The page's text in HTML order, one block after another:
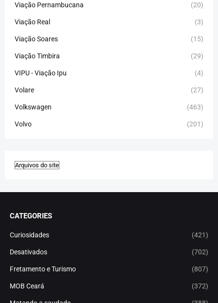
Viação Pernambucana (20)
Viação Real (3)
Viação Soares (15)
Viação Timbira (29)
VIPU - Viação Ipu (4)
Volare (27)
Volkswagen (463)
Volvo (201)
CATEGORIES
Curiosidades (421)
Desativados (702)
Fretamento e Turismo (807)
MOB Ceará (372)